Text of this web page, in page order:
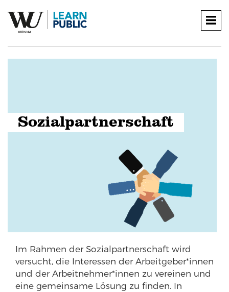
Sozialpartnerschaft
Im Rahmen der Sozialpartnerschaft wird
versucht, die Interessen der Arbeitgeber*innen
und der Arbeitnehmer*innen zu vereinen und
eine gemeinsame Lösung zu finden. In